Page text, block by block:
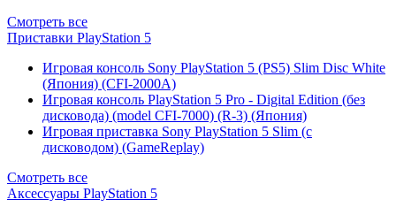
Смотреть все
Приставки PlayStation 5
Игровая консоль Sony PlayStation 5 (PS5) Slim Disc White
(Япония) (CFI-2000A)
Игровая консоль PlayStation 5 Pro - Digital Edition (без
дисковода) (model CFI-7000) (R-3) (Япония)
Игровая приставка Sony PlayStation 5 Slim (с
дисководом) (GameReplay)
Смотреть все
Аксессуары PlayStation 5